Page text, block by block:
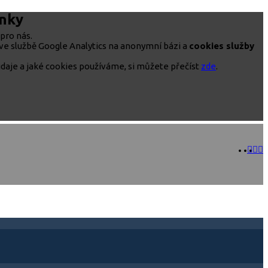
nás.
službě Google Analytics na anonymní bázi a cookies služby
a jaké cookies používáme, si můžete přečíst zde.